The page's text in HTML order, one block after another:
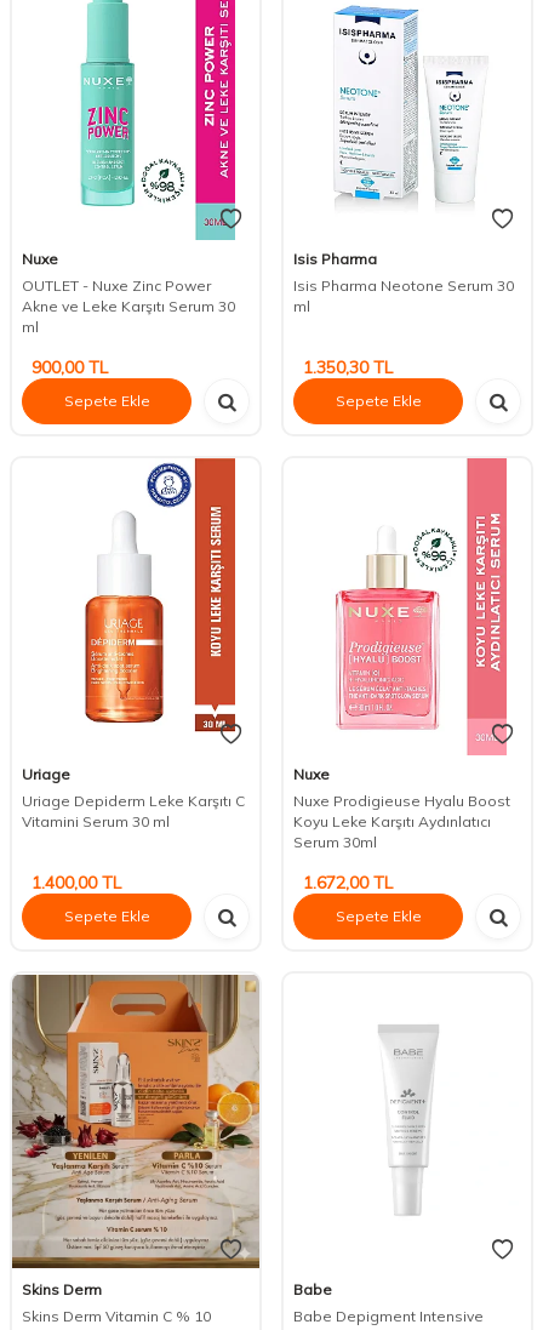
Nuxe
OUTLET - Nuxe Zinc Power
Akne ve Leke Karşıtı Serum 30
ml
900,00TL
Sepete Ekle
Isis Pharma
Isis Pharma Neotone Serum 30
ml
1.350,30TL
Sepete Ekle
Uriage
Uriage Depiderm Leke Karşıtı C
Vitamini Serum 30 ml
1.400,00TL
Sepete Ekle
Nuxe
Nuxe Prodigieuse Hyalu Boost
Koyu Leke Karşıtı Aydınlatıcı
Serum 30ml
1.672,00TL
Sepete Ekle
Skins Derm
Skins Derm Vitamin C % 10
Babe
Babe Depigment Intensive